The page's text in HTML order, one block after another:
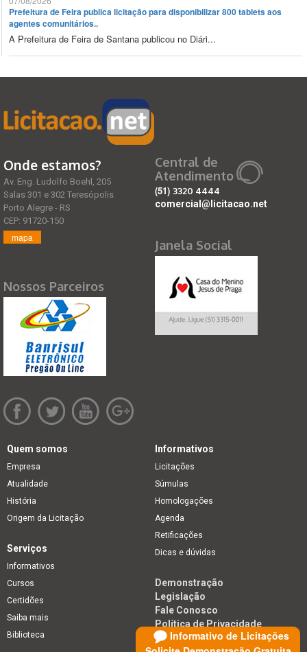
Prefeitura de Feira publica licitação para disponibilizar 800 tablets aos
agentes comunitários..
A Prefeitura de Feira de Santana publicou no Diári...
Informativo de Licitações
Onde estamos?
Av. Eng. Ludolfo Boehl, 205
Salas 301 e 302 Teresópolis
Porto Alegre - RS
CEP: 91720-150
mapa
Nossos Parceiros
Central de
Atendimento
(51) 3320 4444
comercial@licitacao.net
Janela Social
Quem somos
Empresa
Atualidade
História
Origem da Licitação
Informativos
Licitações
Súmulas
Homologações
Agenda
Retificações
Dicas e dúvidas
Serviços
Informativos
Cursos
Certidões
Saiba mais
Biblioteca
Demonstração
Legislação
Fale Conosco
Política de Privacidade